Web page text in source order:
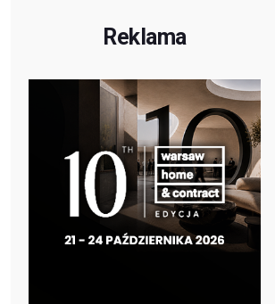
Reklama